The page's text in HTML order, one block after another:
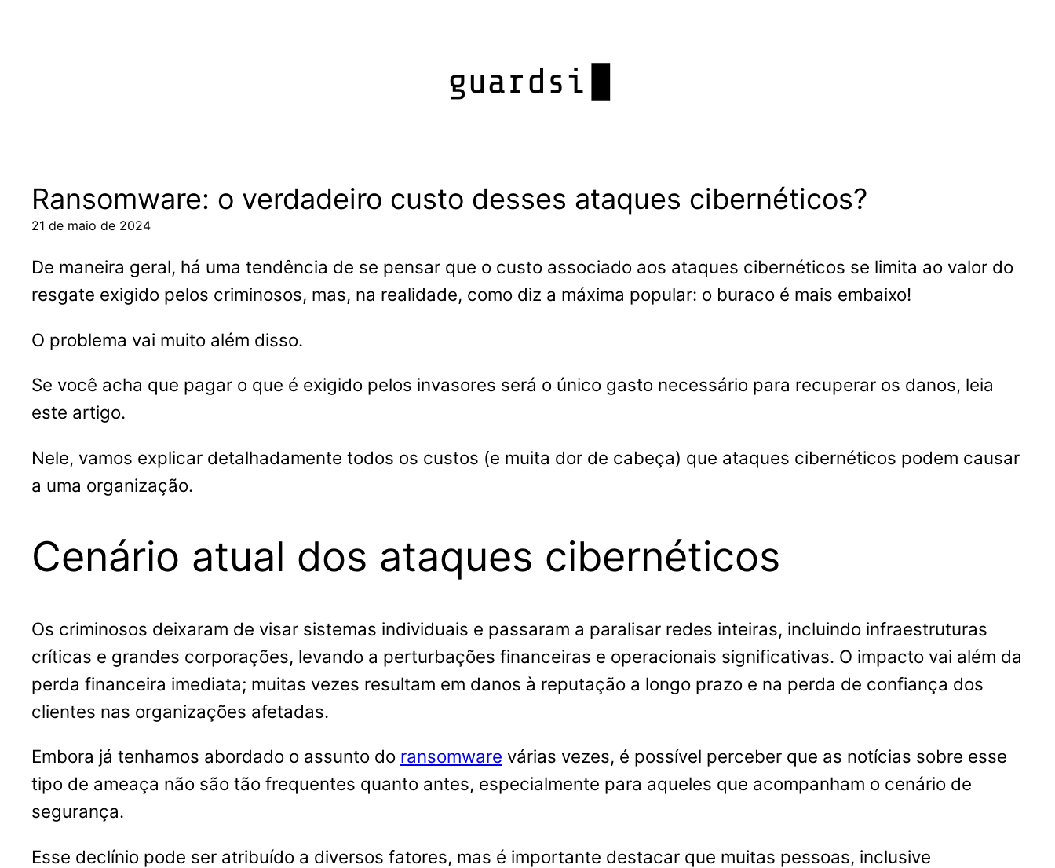
Ransomware: o verdadeiro custo desses ataques cibernéticos?
21 de maio de 2024
De maneira geral, há uma tendência de se pensar que o custo associado aos ataques cibernéticos se limita ao valor do
resgate exigido pelos criminosos, mas, na realidade, como diz a máxima popular: o buraco é mais embaixo!
O problema vai muito além disso.
Se você acha que pagar o que é exigido pelos invasores será o único gasto necessário para recuperar os danos, leia
este artigo.
Nele, vamos explicar detalhadamente todos os custos (e muita dor de cabeça) que ataques cibernéticos podem causar
a uma organização.
Cenário atual dos ataques cibernéticos
Os criminosos deixaram de visar sistemas individuais e passaram a paralisar redes inteiras, incluindo infraestruturas
críticas e grandes corporações, levando a perturbações financeiras e operacionais significativas. O impacto vai além da
perda financeira imediata; muitas vezes resultam em danos à reputação a longo prazo e na perda de confiança dos
clientes nas organizações afetadas.
Embora já tenhamos abordado o assunto do ransomware várias vezes, é possível perceber que as notícias sobre esse
tipo de ameaça não são tão frequentes quanto antes, especialmente para aqueles que acompanham o cenário de
segurança.
Esse declínio pode ser atribuído a diversos fatores, mas é importante destacar que muitas pessoas, inclusive